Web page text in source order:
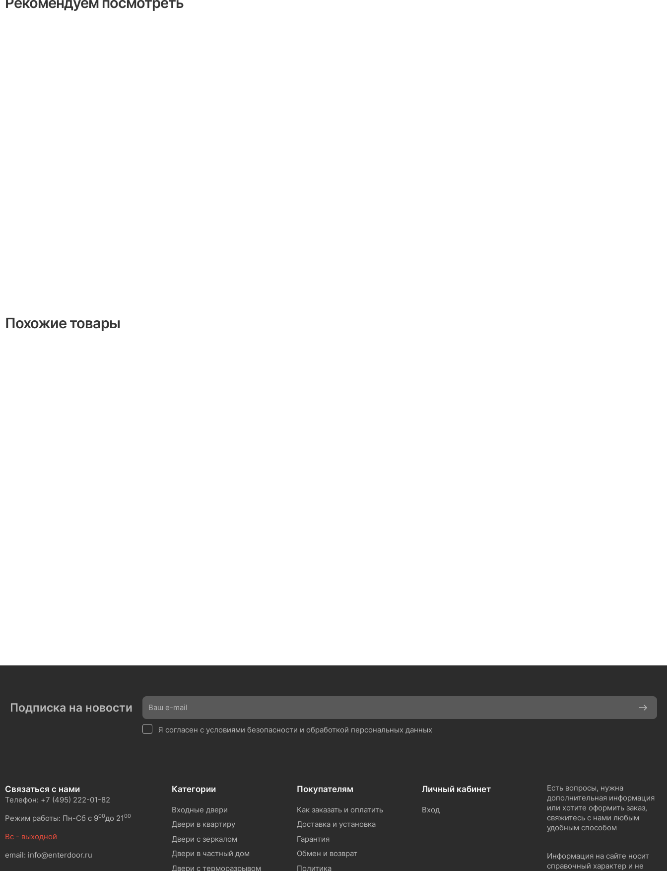
Похожие товары
Подписка на новости
Я согласен с условиями безопасности и обработкой персональных данных
Связаться с нами
Телефон: +7 (495) 222-01-82
Режим работы: Пн-Сб с 900до 2100
Вс - выходной
email: info@enterdoor.ru
Категории
Входные двери
Двери в квартиру
Двери с зеркалом
Двери в частный дом
Двери с терморазрывом
Покупателям
Как заказать и оплатить
Доставка и установка
Гарантия
Обмен и возврат
Политика
Личный кабинет
Вход
Есть вопросы, нужна
дополнительная информация
или хотите оформить заказ,
свяжитесь с нами любым
удобным способом
Информация на сайте носит
справочный характер и не